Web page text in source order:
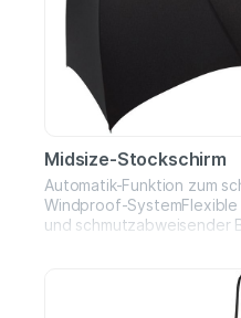
Midsize-Stockschirm
Automatik-Funktion zum
Windproof-SystemFlexible
und schmutzabweisender
gBezug: 100% Polyester-